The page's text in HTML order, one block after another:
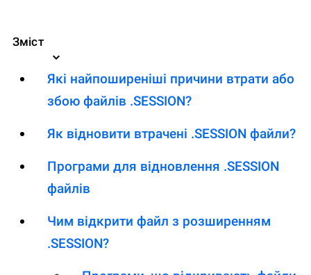
Зміст
Які найпоширеніші причини втрати або
збою файлів .SESSION?
Як відновити втрачені .SESSION файли?
Програми для відновлення .SESSION
файлів
Чим відкрити файл з розширенням
.SESSION?